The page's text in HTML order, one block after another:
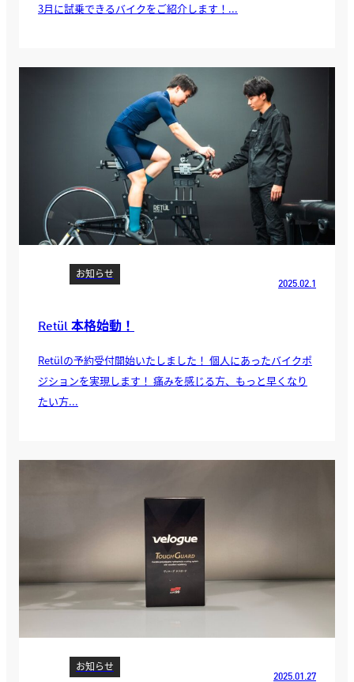
3月に試乗できるバイクをご紹介します！...
お知らせ
2025.02.1
Retül 本格始動！
Retülの予約受付開始いたしました！ 個人にあったバイクポ
ジションを実現します！ 痛みを感じる方、もっと早くなり
たい方...
お知らせ
2025.01.27